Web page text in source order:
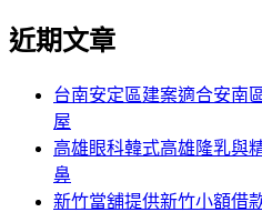
章:
關
近期文章
台南安定區建案適合安南
屋
高雄眼科韓式高雄隆乳與
鼻
新竹當舖提供新竹小額借